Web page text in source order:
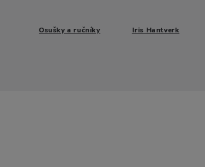
Osušky a ručníky Iris Hantverk